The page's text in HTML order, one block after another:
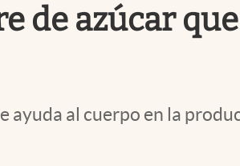
de azúcar
al cuerpo en la